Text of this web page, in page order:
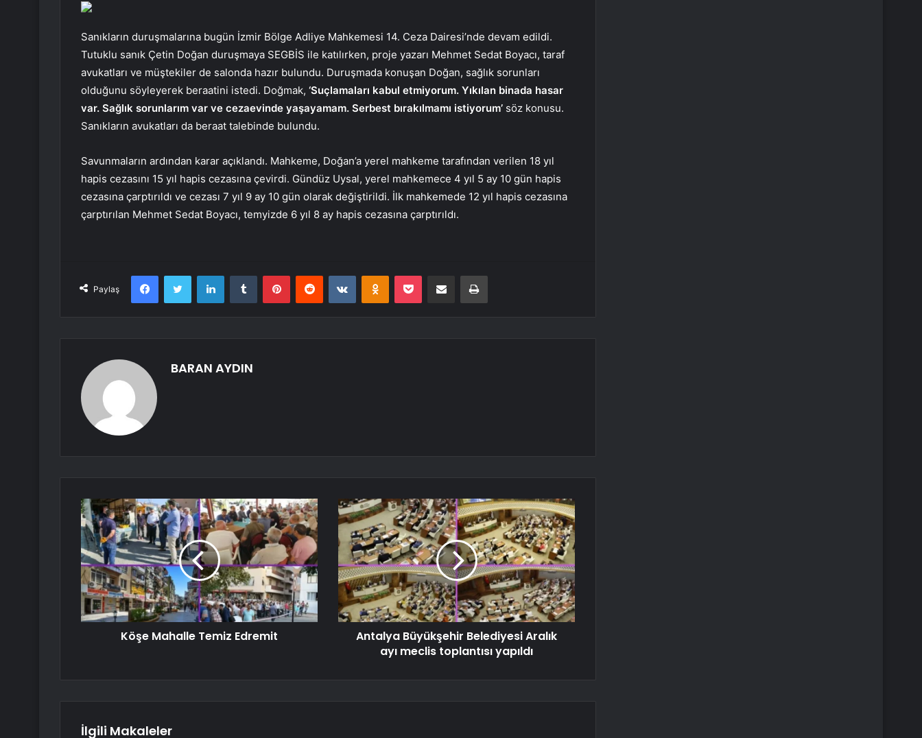
Sanıkların duruşmalarına bugün İzmir Bölge Adliye Mahkemesi 14. Ceza Dairesi’nde devam edildi.
Tutuklu sanık Çetin Doğan duruşmaya SEGBİS ile katılırken, proje yazarı Mehmet Sedat Boyacı, taraf
avukatları ve müştekiler de salonda hazır bulundu. Duruşmada konuşan Doğan, sağlık sorunları
olduğunu söyleyerek beraatini istedi. Doğmak, ‘Suçlamaları kabul etmiyorum. Yıkılan binada hasar
var. Sağlık sorunlarım var ve cezaevinde yaşayamam. Serbest bırakılmamı istiyorum’ söz konusu.
Sanıkların avukatları da beraat talebinde bulundu.
Savunmaların ardından karar açıklandı. Mahkeme, Doğan’a yerel mahkeme tarafından verilen 18 yıl
hapis cezasını 15 yıl hapis cezasına çevirdi. Gündüz Uysal, yerel mahkemece 4 yıl 5 ay 10 gün hapis
cezasına çarptırıldı ve cezası 7 yıl 9 ay 10 gün olarak değiştirildi. İlk mahkemede 12 yıl hapis cezasına
çarptırılan Mehmet Sedat Boyacı, temyizde 6 yıl 8 ay hapis cezasına çarptırıldı.
Paylaş
FacebookTwitter LinkedInTumblr PinterestReddit VKontakteOdnoklassniki
Pocket E-Posta ile paylaş Yazdır
BARAN AYDIN
Köşe Mahalle Temiz Edremit
Antalya Büyükşehir Belediyesi Aralık
ayı meclis toplantısı yapıldı
İlgili Makaleler